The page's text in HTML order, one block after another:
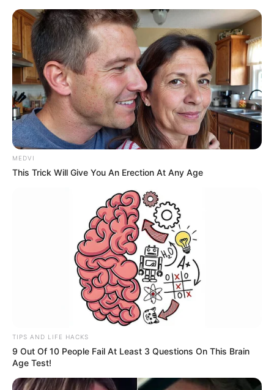
MEDVI
This Trick Will Give You An Erection At Any Age
TIPS AND LIFE HACKS
9 Out Of 10 People Fail At Least 3 Questions On This Brain
Age Test!